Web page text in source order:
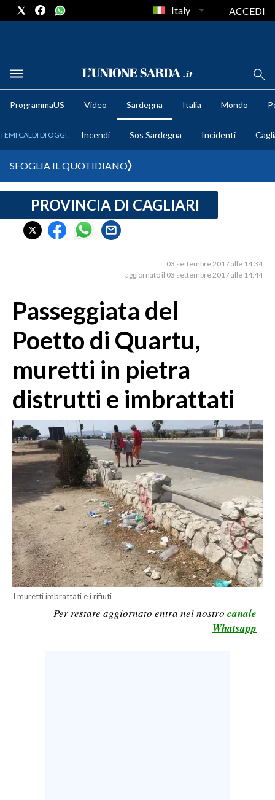
METEO
CRONACA SARDEGNA
CAGLIARI
SASSARI E PROVINCIA
GALLURA
OGLIASTRA
AGENDA
CRONACA
ITALIA
MONDO
POLITICA
ECONOMIA
SERVIZI ALLE IMPRESE
LAVORO
BANDI
SPORT IN SARDEGNA
Italy ACCEDI
ProgrammaUS Video Sardegna Italia Mondo
TEMI CALDI DI OGGI: Incendi Sos Sardegna Incidenti
SFOGLIA IL QUOTIDIANO
PROVINCIA DI CAGLIARI
03 settembre 2017 alle 14:34
aggiornato il 03 settembre 2017 alle 14:44
Passeggiata del
Poetto di Quartu,
muretti in pietra
distrutti e imbrattati
I muretti imbrattati e i rifiuti
Per restare aggiornato entra nel nostro canale
Whatsapp